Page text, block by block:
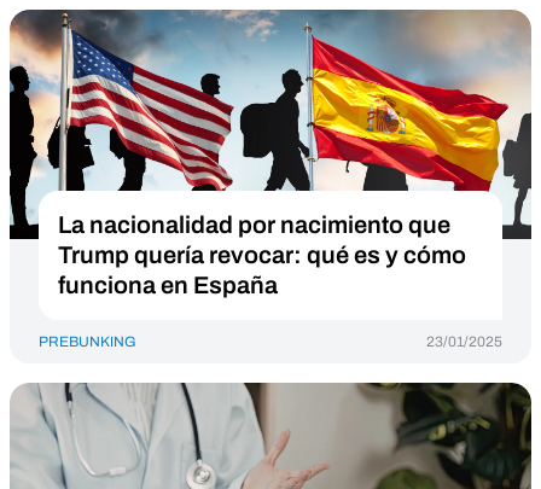
La nacionalidad por nacimiento que
Trump quería revocar: qué es y cómo
funciona en España
PREBUNKING 23/01/2025